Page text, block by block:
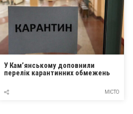
У Кам’янському доповнили
перелік карантинних обмежень
МІСТО